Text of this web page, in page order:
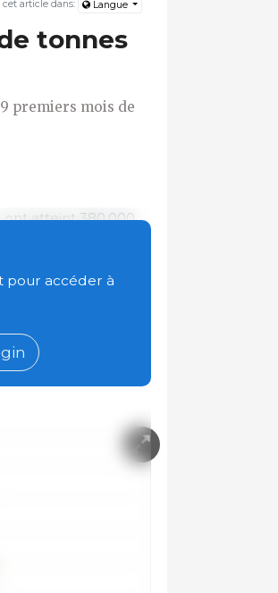
cet article dans: Langue
tonnes
premiers mois de
ont atteint 380.000
représente
au cours de la
en
les importations
pour accéder à